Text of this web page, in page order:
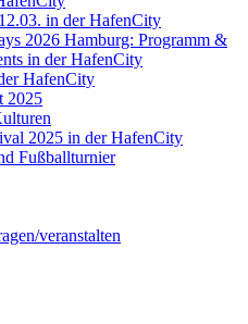
in der HafenCity
2026 Hamburg: Programm &
in der HafenCity
HafenCity
2025
2025 in der HafenCity
Fußballturnier
veranstalten